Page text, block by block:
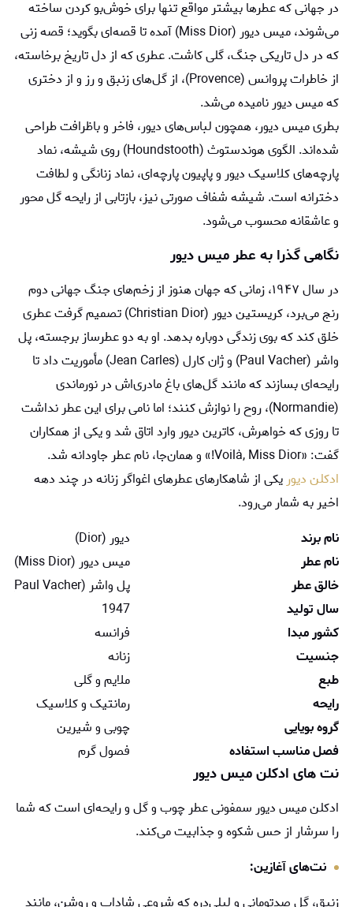
در جهانی که عطرها بیشتر مواقع تنها برای خوش‌بو کردن‌ ساخته
می‌شوند، میس دیور (Miss Dior) آمده تا قصه‌ای بگوید؛ قصه‌ زنی
که در دل تاریکی جنگ، گلی کاشت. عطری که از دل تاریخ برخاسته،
از خاطرات پروانس (Provence)، از گل‌های زنبق و رز و از دختری
که میس دیور نامیده می‌شد.
بطری میس دیور، همچون لباس‌های دیور، فاخر و باظرافت طراحی
شده‌اند. الگوی هوندستوث (Houndstooth) روی شیشه، نماد
پارچه‌های کلاسیک دیور و پاپیون پارچه‌ای، نماد زنانگی و لطافت
دخترانه است. شیشه‌ شفاف صورتی نیز، بازتابی از رایحه‌ گل‌ محور
و عاشقانه محسوب می‌شود.
نگاهی گذرا به عطر میس دیور
در سال ۱۹۴۷، زمانی که جهان هنوز از زخم‌های جنگ جهانی دوم
رنج می‌برد، کریستین دیور (Christian Dior) تصمیم گرفت عطری
خلق کند که بوی زندگی دوباره بدهد. او به دو عطرساز برجسته، پل
واشر (Paul Vacher) و ژان کارل (Jean Carles) مأموریت داد تا
رایحه‌ای بسازند که مانند گل‌های باغ مادری‌اش در نورماندی
(Normandie)، روح را نوازش کنند؛ اما نامی برای این عطر نداشت
تا روزی که خواهرش، کاترین دیور وارد اتاق شد و یکی از همکاران
گفت: «Voilà, Miss Dior!» و همان‌جا، نام عطر جاودانه شد.
ادکلن دیور یکی از شاهکارهای عطرهای اغواگر زنانه در چند دهه
اخیر به شمار می‌رود.
نام برند
دیور (Dior)
نام عطر
میس دیور (Miss Dior)
خالق عطر
پل واشر (Paul Vacher) و ژان کارل (Jean Carles)
سال تولید
1947
کشور مبدا
فرانسه
جنسیت
زنانه
طبع
ملایم و گلی
رایحه
رمانتیک و کلاسیک
گروه بویایی
چوبی و شیرین
فصل مناسب استفاده
فصول گرم
نت های ادکلن میس دیور
ادکلن میس دیور سمفونی عطر چوب و گل و رایحه‌ای است که شما
را سرشار از حس شکوه و جذابیت می‌کند.
نت‌های آغازین: